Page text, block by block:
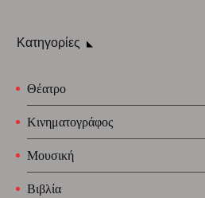
Κατηγορίες
Θέατρο
Κινηματογράφος
Μουσική
Βιβλία